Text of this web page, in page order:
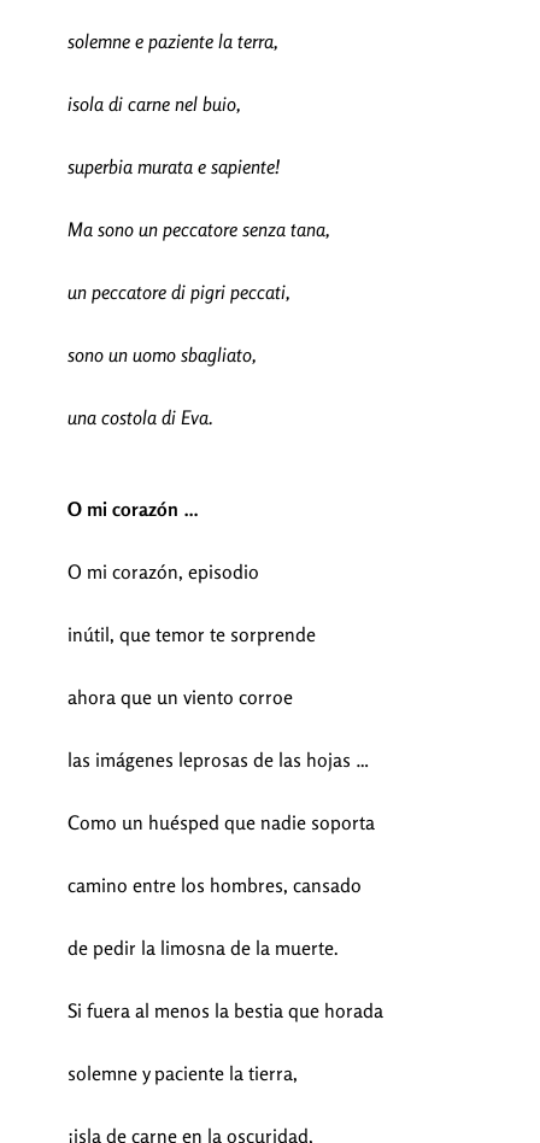
solemne e paziente la terra,
isola di carne nel buio,
superbia murata e sapiente!
Ma sono un peccatore senza tana,
un peccatore di pigri peccati,
sono un uomo sbagliato,
una costola di Eva.
O mi corazón …
O mi corazón, episodio
inútil, que temor te sorprende
ahora que un viento corroe
las imágenes leprosas de las hojas …
Como un huésped que nadie soporta
camino entre los hombres, cansado
de pedir la limosna de la muerte.
Si fuera al menos la bestia que horada
solemne y paciente la tierra,
¡isla de carne en la oscuridad,